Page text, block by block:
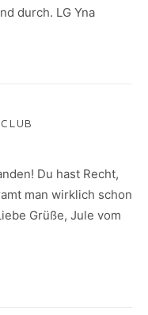
durch. LG Yna
Du hast Recht,
man wirklich schon
Grüße, Jule vom